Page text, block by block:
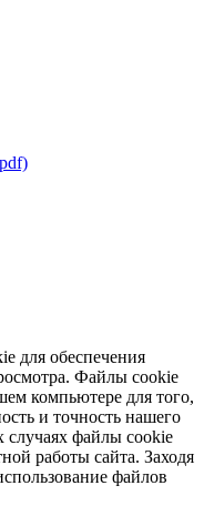
для обеспечения
Файлы cookie
компьютере для того,
и точность нашего